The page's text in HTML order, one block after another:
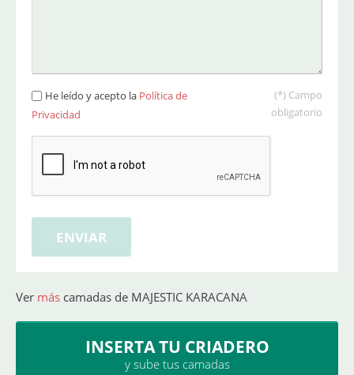
He leído y acepto la Política de
Privacidad
(*) Campo
obligatorio
Ver más camadas de MAJESTIC KARACANA
INSERTA TU CRIADERO
y sube tus camadas